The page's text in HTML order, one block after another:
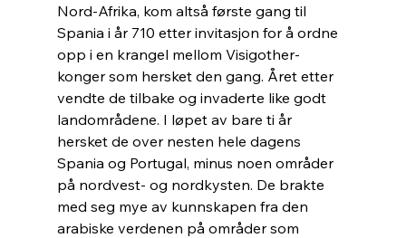
Nord-Afrika, kom altså første gang til
Spania i år 710 etter invitasjon for å ordne
opp i en krangel mellom Visigother-
konger som hersket den gang. Året etter
vendte de tilbake og invaderte like godt
landområdene. I løpet av bare ti år
hersket de over nesten hele dagens
Spania og Portugal, minus noen områder
på nordvest- og nordkysten. De brakte
med seg mye av kunnskapen fra den
arabiske verdenen på områder som